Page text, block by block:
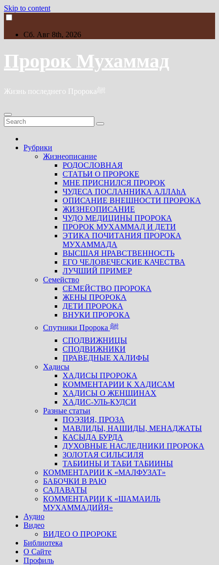
Skip to content
Сб. Авг 8th, 2026
Пророк Мухаммад
Жизнь последнего Пророкаﷺ
Рубрики
Жизнеописание
РОДОСЛОВНАЯ
СТАТЬИ О ПРОРОКЕ
МНЕ ПРИСНИЛСЯ ПРОРОК
ЧУДЕСА ПОСЛАННИКА АЛЛАhА
ОПИСАНИЕ ВНЕШНОСТИ ПРОРОКА
ЖИЗНЕОПИСАНИЕ
ЧУДО МЕДИЦИНЫ ПРОРОКА
ПРОРОК МУХАММАД И ДЕТИ
ЭТИКА ПОЧИТАНИЯ ПРОРОКА
МУХАММАДА
ВЫСШАЯ НРАВСТВЕННОСТЬ
ЕГО ЧЕЛОВЕЧЕСКИЕ КАЧЕСТВА
ЛУЧШИЙ ПРИМЕР
Семейство
СЕМЕЙСТВО ПРОРОКА
ЖЕНЫ ПРОРОКА
ДЕТИ ПРОРОКА
ВНУКИ ПРОРОКА
Спутники Пророка ﷺ
СПОДВИЖНИЦЫ
СПОДВИЖНИКИ
ПРАВЕДНЫЕ ХАЛИФЫ
Хадисы
ХАДИСЫ ПРОРОКА
КОММЕНТАРИИ К ХАДИСАМ
ХАДИСЫ О ЖЕНЩИНАХ
ХАДИС-УЛЬ-КУДСИ
Разные статьи
ПОЭЗИЯ, ПРОЗА
МАВЛИДЫ, НАШИДЫ, МЕНАДЖАТЫ
КАСЫДА БУРДА
ДУХОВНЫЕ НАСЛЕДНИКИ ПРОРОКА
ЗОЛОТАЯ СИЛЬСИЛЯ
ТАБИИНЫ И ТАБИ ТАБИИНЫ
КОММЕНТАРИИ К «МАЛФУЗАТ»
БАБОЧКИ В РАЮ
САЛАВАТЫ
КОММЕНТАРИИ К «ШАМАИЛЬ
МУХАММАДИЙЯ»
Аудио
Видео
ВИДЕО О ПРОРОКЕ
Библиотека
О Сайте
Профиль